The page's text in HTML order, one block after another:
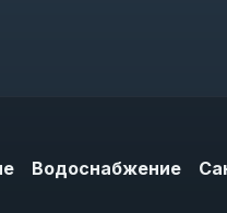
Водоснабжение